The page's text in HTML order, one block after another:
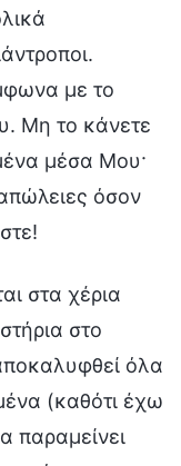
με το
Μη το κάνετε
μέσα Μου·
όσον
στα χέρια
στο
όλα
(καθότι έχω
παραμείνει